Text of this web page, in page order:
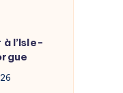
l’Isle-